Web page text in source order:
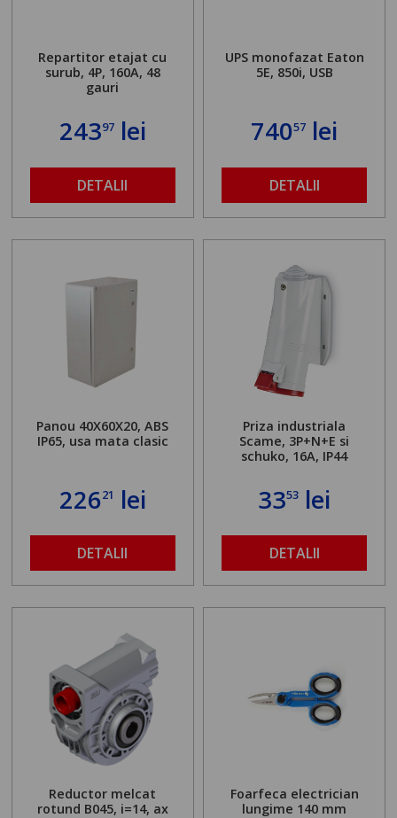
Repartitor etajat cu
surub, 4P, 160A, 48
gauri
24397lei
DETALII
UPS monofazat Eaton
5E, 850i, USB
74057 lei
DETALII
Panou 40X60X20, ABS
IP65, usa mata clasic
22621 lei
DETALII
Priza industriala
Scame, 3P+N+E si
schuko, 16A, IP44
3353 lei
DETALII
Reductor melcat
rotund B045, i=14, ax
Foarfeca electrician
lungime 140 mm